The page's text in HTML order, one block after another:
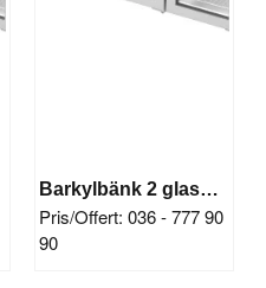
Barkylbänk 2 glasdörrar
Pris/Offert: 036 - 777 90
90